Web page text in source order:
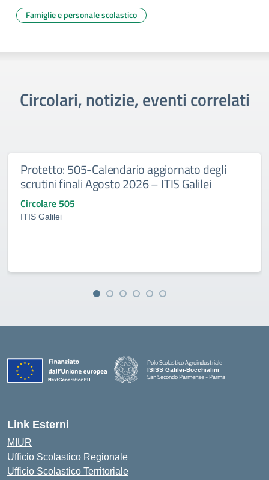
Famiglie e personale scolastico
Circolari, notizie, eventi correlati
Protetto: 505-Calendario aggiornato degli
scrutini finali Agosto 2026 – ITIS Galilei
Circolare 505
ITIS Galilei
Polo Scolastico Agroindustriale
ISISS Galilei-Bocchialini
San Secondo Parmense - Parma
Link Esterni
MIUR
Ufficio Scolastico Regionale
Ufficio Scolastico Territoriale